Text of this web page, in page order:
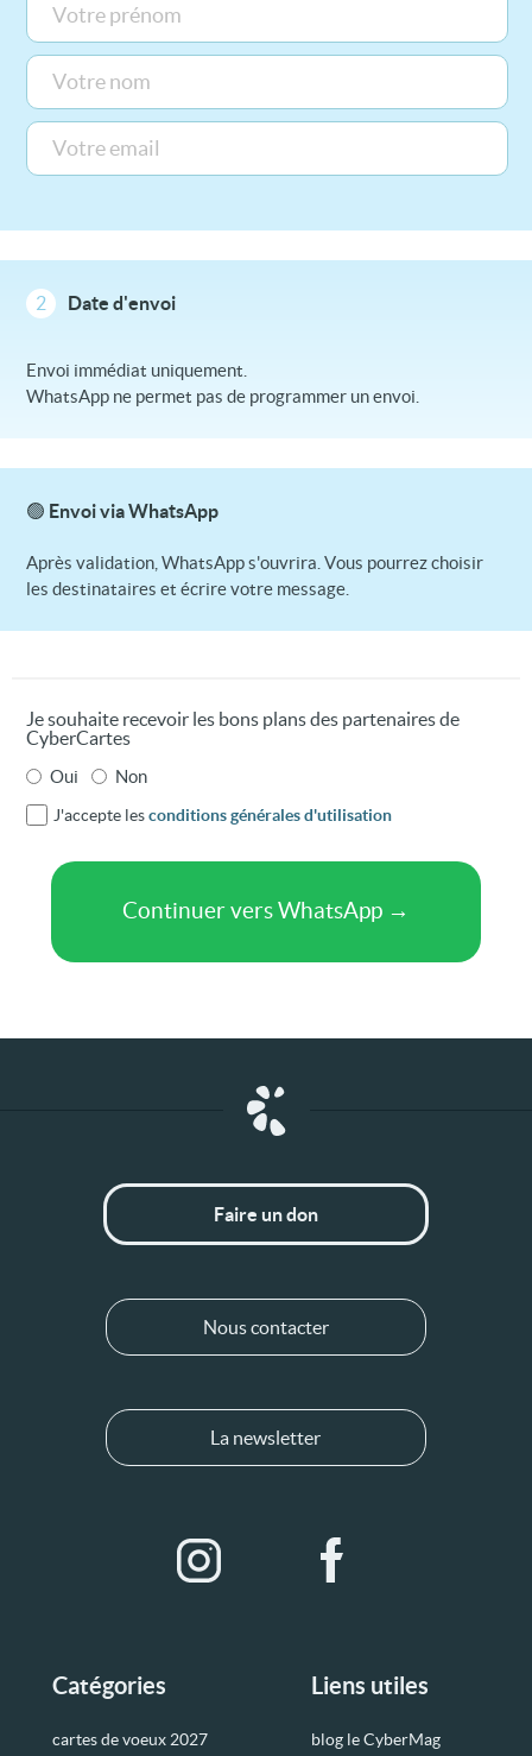
2 Date d'envoi
Envoi immédiat uniquement.
WhatsApp ne permet pas de programmer un envoi.
🟢 Envoi via WhatsApp
Après validation, WhatsApp s'ouvrira. Vous pourrez choisir
les destinataires et écrire votre message.
Je souhaite recevoir les bons plans des partenaires de
CyberCartes
Oui Non
J'accepte lesconditions générales d'utilisation
Catégories
cartes de voeux 2027
Liens utiles
blog le CyberMag
Faire un don
Nous contacter
La newsletter